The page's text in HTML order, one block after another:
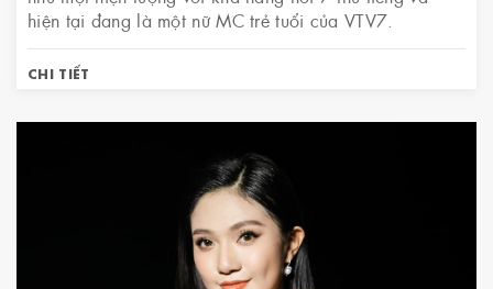
hiện tại đang là một nữ MC trẻ tuổi của VTV7.
CHI TIẾT